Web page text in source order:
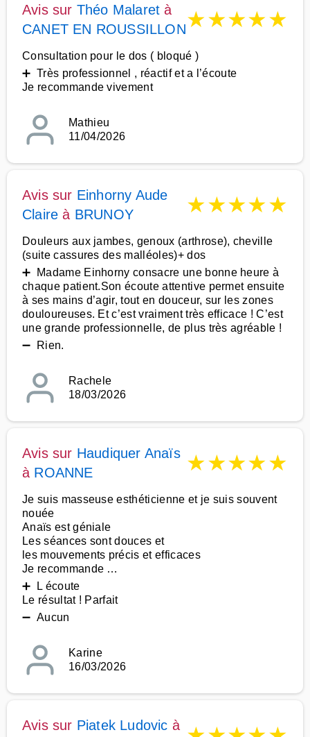
Avis sur Théo Malaret à
CANET EN ROUSSILLON★★★★★
Consultation pour le dos ( bloqué )
➕ Très professionnel , réactif et a l’écoute
Je recommande vivement
Mathieu
11/04/2026
Avis sur Einhorny Aude
Claire à BRUNOY ★★★★★
Douleurs aux jambes, genoux (arthrose), cheville
(suite cassures des malléoles)+ dos
➕ Madame Einhorny consacre une bonne heure à
chaque patient.Son écoute attentive permet ensuite
à ses mains d’agir, tout en douceur, sur les zones
douloureuses. Et c’est vraiment très efficace ! C’est
une grande professionnelle, de plus très agréable !
➖ Rien.
Rachele
18/03/2026
Avis sur Haudiquer Anaïs
à ROANNE ★★★★★
Je suis masseuse esthéticienne et je suis souvent
nouée
Anaïs est géniale
Les séances sont douces et
les mouvements précis et efficaces
Je recommande …
➕ L écoute
Le résultat ! Parfait
➖ Aucun
Karine
16/03/2026
Avis sur Piatek Ludovic à